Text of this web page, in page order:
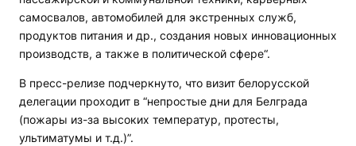
самосвалов, автомобилей для экстренных служб,
продуктов питания и др., создания новых инновационных
производств, а также в политической сфере“.
В пресс-релизе подчеркнуто, что визит белорусской
делегации проходит в “непростые дни для Белграда
(пожары из-за высоких температур, протесты,
ультиматумы и т.д.)”.